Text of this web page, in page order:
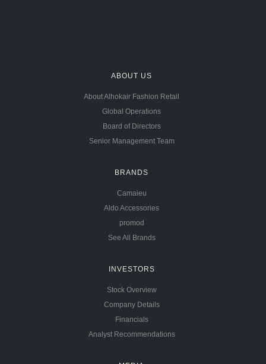
ABOUT US
About Alhokair Fashion Retail
Global Operations
Board of Directors
Senior Management Team
BRANDS
Camaieu
Aldo Accessories
promod
See All Brands
INVESTORS
Stock Overview
Company Details
Financials
Analyst Recommendations